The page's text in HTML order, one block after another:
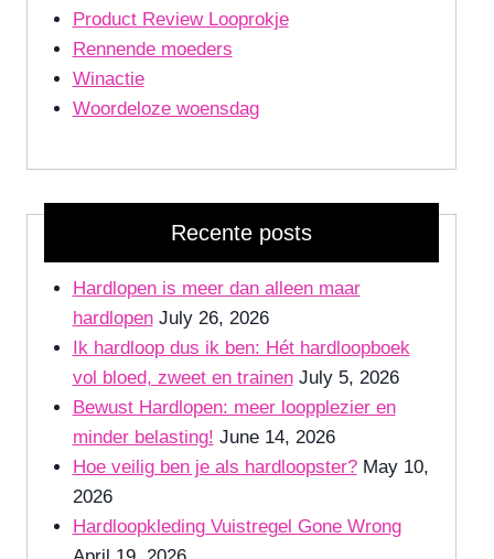
Product Review Looprokje
Rennende moeders
Winactie
Woordeloze woensdag
Recente posts
Hardlopen is meer dan alleen maar
hardlopen July 26, 2026
Ik hardloop dus ik ben: Hét hardloopboek
vol bloed, zweet en trainen July 5, 2026
Bewust Hardlopen: meer loopplezier en
minder belasting! June 14, 2026
Hoe veilig ben je als hardloopster? May 10,
2026
Hardloopkleding Vuistregel Gone Wrong